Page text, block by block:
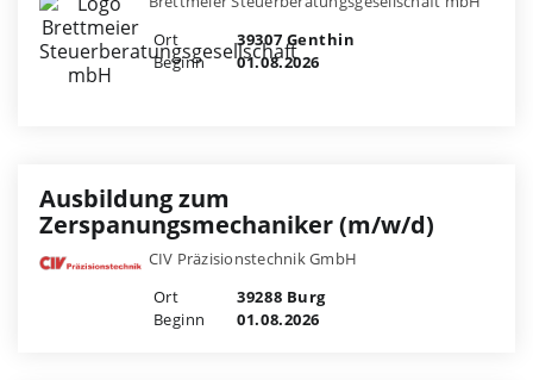
Ort
39307 Genthin
Beginn
01.08.2026
Ausbildung zum
Zerspanungsmechaniker (m/w/d)
CIV Präzisionstechnik GmbH
Ort
39288 Burg
Beginn
01.08.2026